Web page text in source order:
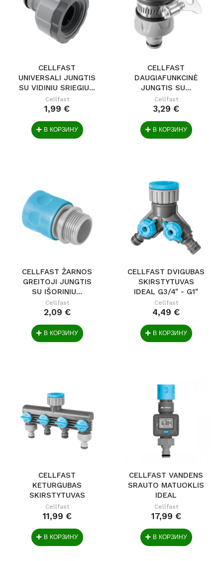
CELLFAST
UNIVERSALI JUNGTIS
SU VIDINIU SRIEGIU...
Cellfast
1,99 €
В КОРЗИНУ
CELLFAST
DAUGIAFUNKCINĖ
JUNGTIS SU...
Cellfast
3,29 €
В КОРЗИНУ
CELLFAST ŽARNOS
GREITOJI JUNGTIS
SU IŠORINIU...
Cellfast
2,09 €
В КОРЗИНУ
CELLFAST DVIGUBAS
SKIRSTYTUVAS
IDEAL G3/4" - G1"
Cellfast
4,49 €
В КОРЗИНУ
CELLFAST
KETURGUBAS
SKIRSTYTUVAS
IDEAL G3/4" - G1"
Cellfast
11,99 €
В КОРЗИНУ
CELLFAST VANDENS
SRAUTO MATUOKLIS
IDEAL
Cellfast
17,99 €
В КОРЗИНУ